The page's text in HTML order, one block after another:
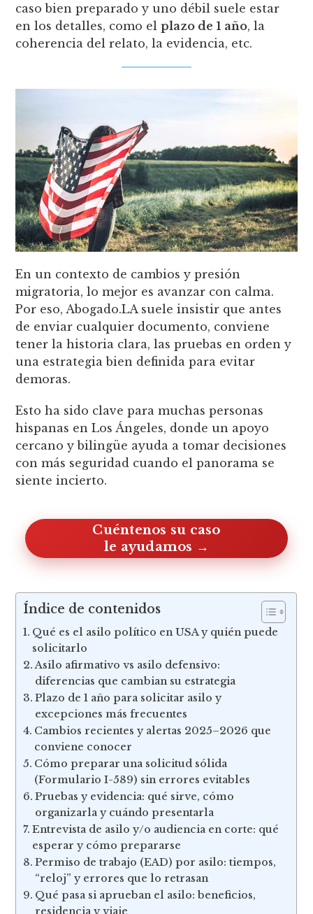
caso bien preparado y uno débil suele estar
en los detalles, como elplazo de 1 año, la
coherencia del relato, la evidencia, etc.
En un contexto de cambios y presión
migratoria, lo mejor es avanzar con calma.
Por eso, Abogado.LA suele insistir que antes
de enviar cualquier documento, conviene
tener la historia clara, las pruebas en orden y
una estrategia bien definida para evitar
demoras.
Esto ha sido clave para muchas personas
hispanas en Los Ángeles, donde un apoyo
cercano y bilingüe ayuda a tomar decisiones
con más seguridad cuando el panorama se
siente incierto.
Cuéntenos su caso, le ayudamos
Índice de contenidos
Qué es el asilo político en USA y quién puede
solicitarlo
Asilo afirmativo vs asilo defensivo:
diferencias que cambian su estrategia
Plazo de 1 año para solicitar asilo y
excepciones más frecuentes
Cambios recientes y alertas 2025–2026 que
conviene conocer
Cómo preparar una solicitud sólida
(Formulario I-589) sin errores evitables
Pruebas y evidencia: qué sirve, cómo
organizarla y cuándo presentarla
Entrevista de asilo y/o audiencia en corte: qué
esperar y cómo prepararse
Permiso de trabajo (EAD) por asilo: tiempos,
“reloj” y errores que lo retrasan
Qué pasa si aprueban el asilo: beneficios,
residencia y viaje